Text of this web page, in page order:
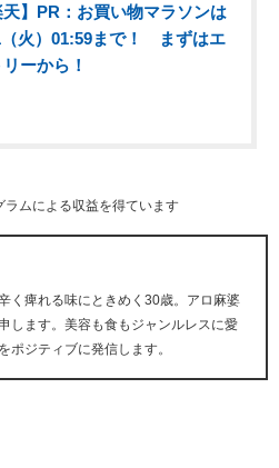
天】PR：お買い物マラソンは
（火）01:59まで！ まずはエ
ーから！
ムによる収益を得ています
く痺れる味にときめく30歳。アロ麻婆
します。美容も食もジャンルレスに愛
ポジティブに発信します。